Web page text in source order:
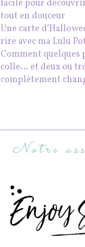
facile pour
tout en douceur
Une carte
rire avec ma Lulu
Comment quelques
colle… et deux ou
complètement
Notre